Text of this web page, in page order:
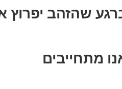
שהזהב יפרוץ
מתחייבים